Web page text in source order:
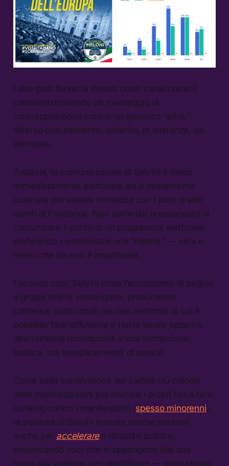
I due post fanno la stessa cosa: catalizzano il
consenso trovando un messaggio di
contrapposizione contro un generico “altro,”
diverso culturalmente, violento, in sostanza, da
eliminare.
Tuttavia, la comunicazione di Salvini è meno
immediatamente elettorale, ed è interamente
costruita per essere mimeticacon i post di altri
utenti di Facebook. Non parte dal presupposto di
comunicare il punto di un programma elettorale,
preferendo commentare una “notizia” — vera o
meno che sia non è importante.
Facendo così, Salvini arma l’ecosistema di pagine
e gruppi che lo sostengono, producendo
contenuti politicizzati ma non elettorali di cui è
possibile fare diffusione e remix senza apparire
direttamente riconducibili a una formazione
politica, ma semplicemente di pancia.
Come nella condivisione dei cartelli più coloriti
delle manifestazioni per invitare i propri fan a fare
dunking contro i manifestanti (spesso minorenni),
la squadra di Salvini investe risorse notevoli
anche per accelerareil dibattito politico,
presentando voci che si oppongono alla sua
come più violente, per giustificare — nello stesso